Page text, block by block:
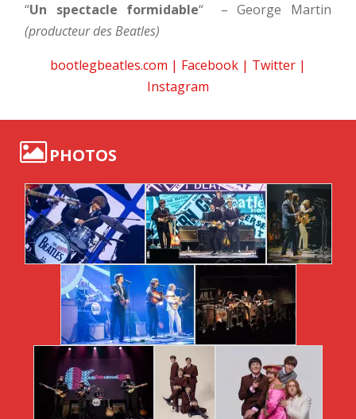
“Un spectacle formidable“
– George Martin
(producteur des Beatles)
bootlegbeatles.com | Facebook | Twitter |
Instagram
PHOTOS